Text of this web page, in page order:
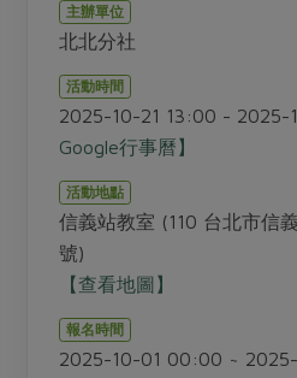
肉品・水產
畜產肉類
水畜加工品
調理食材・點心
調味醬料/南北貨
海鮮
蔬食
蛋料理
料理方式
烘焙．點心
醬料
湯品．鍋物
2026年端午節預購圓滿結束
更多預購活動
當季產品
合作25-經典快閃最後一週
合作25-精選產品第四彈
合作25-精選產品第三彈
更多當季產品
主婦食堂
社內大小事
產品故事
樂齡生活
廚房瑜伽
關注議題
非基改運動
認識合作社
關於我們
合作社組織
員工與求才
產品檢驗
自主把關
檢驗報告
重要公告
主辦單位
北北分社
活動時間
2025-10-21 13:00 - 2025-
Google行事曆】
活動地點
信義站教室 (110 台北市信
號)
【查看地圖】
報名時間
2025-10-01 00:00 ~